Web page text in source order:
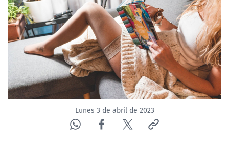
ACTUALIDAD Y TENDENCIAS
CORPORATIVO Y TRANSPARENCIA
CANAL DE DENUNCIAS
ÁREA DE PROYECTOSLunes 3 de abril de 2023